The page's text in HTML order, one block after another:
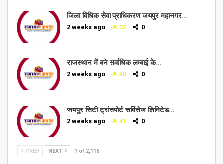
जिला विधिक सेवा प्राधिकरण जयपुर महानगर…
2 weeks ago 32 0
राजस्थान में बने सर्वाधिक लम्बाई के…
2 weeks ago 40 0
जयपुर सिटी ट्रांसपोर्ट सर्विसेज लिमिटेड…
2 weeks ago 41 0
PREV NEXT 1 of 2,116